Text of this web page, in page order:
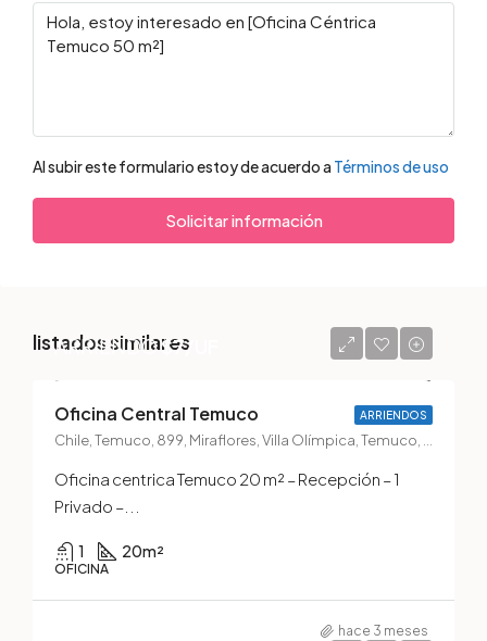
Al subir este formulario estoy de acuerdo a Términos de uso
Solicitar información
listados similares
ARRIENDOS
ARRIENDO$7/UF
Oficina Central Temuco
Oficina centrica Temuco 20 m² – Recepción – 1
Privado –...
1 20m²
OFICINA
hace 3 meses